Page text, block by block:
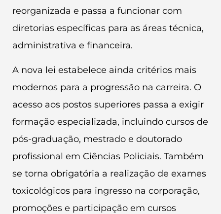
reorganizada e passa a funcionar com
diretorias específicas para as áreas técnica,
administrativa e financeira.
A nova lei estabelece ainda critérios mais
modernos para a progressão na carreira. O
acesso aos postos superiores passa a exigir
formação especializada, incluindo cursos de
pós-graduação, mestrado e doutorado
profissional em Ciências Policiais. Também
se torna obrigatória a realização de exames
toxicológicos para ingresso na corporação,
promoções e participação em cursos